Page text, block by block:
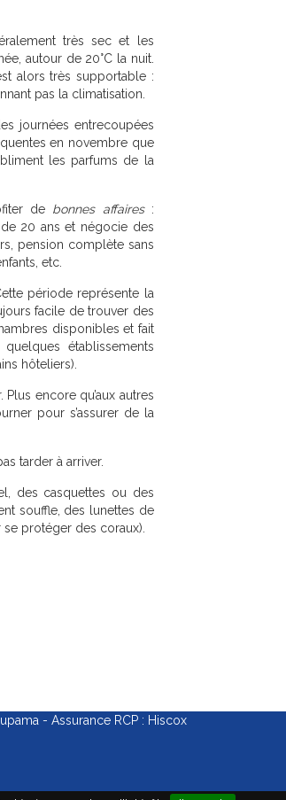
très sec et les
autour de 20°C la nuit.
alors très supportable :
pas la climatisation.
journées entrecoupées
en novembre que
les parfums de la
de bonnes affaires:
20 ans et négocie des
pension complète sans
etc.
période représente la
facile de trouver des
disponibles et fait
établissements
hôteliers).
encore qu’aux autres
pour s’assurer de la
tarder à arriver.
des casquettes ou des
souffle, des lunettes de
protéger des coraux).
- Assurance RCP : Hiscox